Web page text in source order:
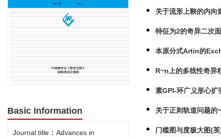
Basic Information
Journal title : Advances in
关于流形上鞅的内向
特征为2的奇异二次
本原分式Artin的
R~n上的多线性奇异
素GPI-环广义形心扩
关于正则轨道问题的
门槛图与度极大图(